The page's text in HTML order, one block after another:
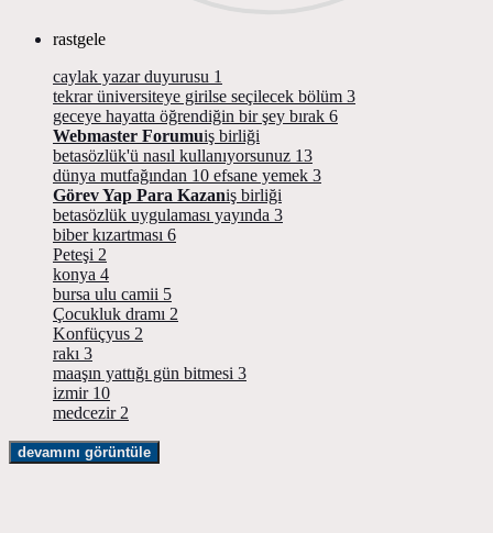
rastgele
caylak yazar duyurusu 1
tekrar üniversiteye girilse seçilecek bölüm 3
geceye hayatta öğrendiğin bir şey bırak 6
Webmaster Forumuiş birliği
betasözlük'ü nasıl kullanıyorsunuz 13
dünya mutfağından 10 efsane yemek 3
Görev Yap Para Kazaniş birliği
betasözlük uygulaması yayında 3
biber kızartması 6
Peteşi 2
konya 4
bursa ulu camii 5
Çocukluk dramı 2
Konfüçyus 2
rakı 3
maaşın yattığı gün bitmesi 3
izmir 10
medcezir 2
devamını görüntüle